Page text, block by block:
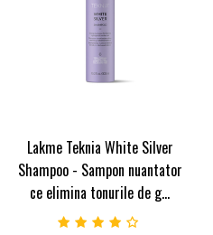
Lakme Teknia White Silver
Shampoo - Sampon nuantator
ce elimina tonurile de g...